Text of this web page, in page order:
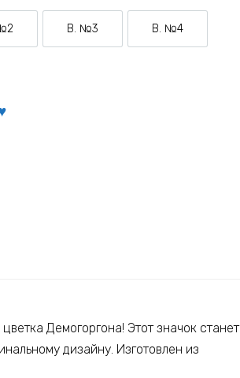
Вариант №2
В. №3
Вариант №3
В. №4
Вариант №4
Демогоргона! Этот значок станет
дизайну. Изготовлен из